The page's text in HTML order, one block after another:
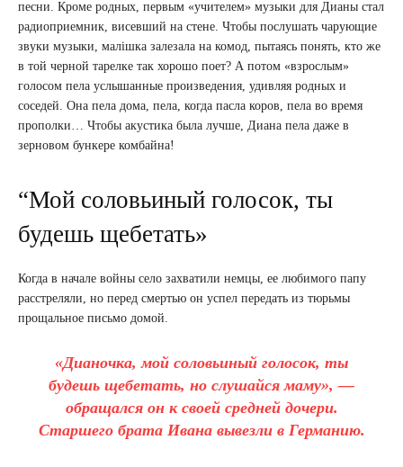
песни. Кроме родных, первым «учителем» музыки для Дианы стал
радиоприемник, висевший на стене. Чтобы послушать чарующие
звуки музыки, малішка залезала на комод, пытаясь понять, кто же
в той черной тарелке так хорошо поет? А потом «взрослым»
голосом пела услышанные произведения, удивляя родных и
соседей. Она пела дома, пела, когда пасла коров, пела во время
прополки… Чтобы акустика была лучше, Диана пела даже в
зерновом бункере комбайна!
“Мой соловьиный голосок, ты
будешь щебетать»
Когда в начале войны село захватили немцы, ее любимого папу
расстреляли, но перед смертью он успел передать из тюрьмы
прощальное письмо домой.
«Дианочка, мой соловьиный голосок, ты
будешь щебетать, но слушайся маму», —
обращался он к своей средней дочери.
Старшего брата Ивана вывезли в Германию.